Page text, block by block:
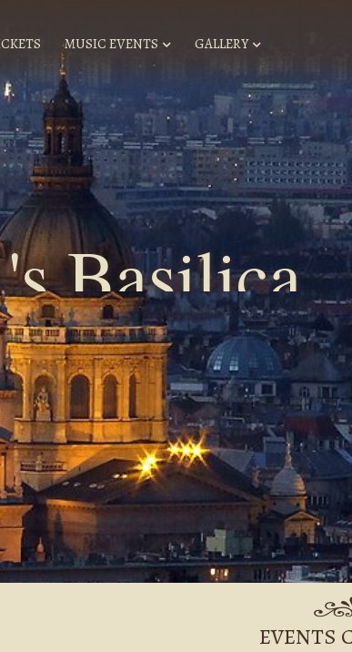
MUSIC EVENTS GALLERY
Basilica
EVENTS